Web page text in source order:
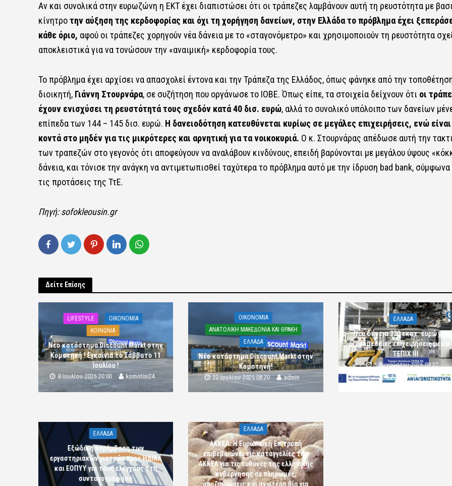
Αν και συνολικά στην ευρωζώνη η ΕΚΤ έχει διαπιστώσει ότι οι τράπεζες λαμβάνουν αυτή τη ρευστότητα με
κίνητροτην αύξηση της κερδοφορίας και όχι τη χορήγηση δανείων, στην Ελλάδα το πρόβλημα έχει
κάθε όριο, αφού οι τράπεζες χορηγούν νέα δάνεια με το «σταγονόμετρο» και χρησιμοποιούν τη ρευστότητα
αποκλειστικά για να τονώσουν την «αναιμική» κερδοφορία τους.
Το πρόβλημα έχει αρχίσει να απασχολεί έντονα και την Τράπεζα της Ελλάδος, όπως φάνηκε από την
διοικητή, Γιάννη Στουρνάρα, σε συζήτηση που οργάνωσε το ΙΟΒΕ. Όπως είπε, τα στοιχεία δείχνουν ότι οι
έχουν ενισχύσει τη ρευστότητά τους σχεδόν κατά 40 δισ. ευρώ, αλλά το συνολικό υπόλοιπο των δανείων
επίπεδα των 144 – 145 δισ. ευρώ. Η δανειοδότηση κατευθύνεται κυρίως σε μεγάλες επιχειρήσεις, ενώ είναι
κοντά στο μηδέν για τις μικρότερες και αρνητική για τα νοικοκυριά. Ο κ. Στουρνάρας απέδωσε αυτή την
των τραπεζών στο γεγονός ότι αποφεύγουν να αναλάβουν κινδύνους, επειδή βαρύνονται με μεγάλου ύψους
δάνεια, και τόνισε την ανάγκη να αντιμετωπισθεί ταχύτερα το πρόβλημα αυτό με την ίδρυση bad bank, σύμφωνα
τις προτάσεις της ΤτΕ.
Πηγή:sofokleousin.gr
Δείτε Επίσης
LIFESTYLE
OIKONOMIA
ΚΟΙΝΩΝΙΑ
Νέο κατάστημα Discount Markt στην
Κομοτηνή ! Εγκαίνια το Σάββατο 11
Ιουλίου !
8 Ιουλίου 2026 20:00 komotini24
OIKONOMIA
ΑΝΑΤΟΛΙΚΗ ΜΑΚΕΔΟΝΙΑ ΚΑΙ ΘΡΑΚΗ
ΕΛΛΑΔΑ
Νέο κατάστημα Discount Markt στην
Κομοτηνή!
22 Ιουλίου 2025 08:20 admin
ΕΛΛΑΔΑ
Νέα δάνεια 330 εκατ. ευρώ για
μικρομεσαίες επιχειρήσεις μέσω
ΤΕΠΙΧ ΙΙΙ
6 Αυγούστου 2026 09:32
komotini24
ΕΛΛΑΔΑ
Εξώδικη παρέμβαση των
εργαστηριακών γιατρών προς ΗΔΙΚΑ
και ΕΟΠΥΥ για τους ελέγχους στη
συνταγογράφηση
ΕΛΛΑΔΑ
ΑΚΚΕΛ: Η Ευρωπαϊκή Επιτροπή
επιβεβαιώνει τις καταγγελίες του
ΑΚΚΕΛ για τις ευθύνες της ελληνικής
κυβέρνησης σε πληρωμές,
αποζημιώσεις και ανωτέρα βία για